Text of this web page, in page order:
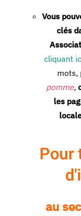
Vous
clés
cliquant
mots,
pomme,
les
Pour
au